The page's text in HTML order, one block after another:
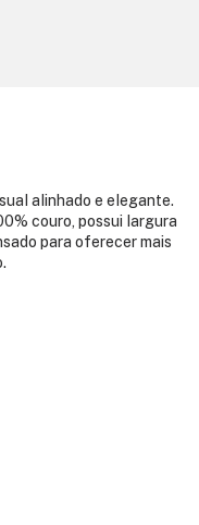
alinhado e elegante.
couro, possui largura
para oferecer mais